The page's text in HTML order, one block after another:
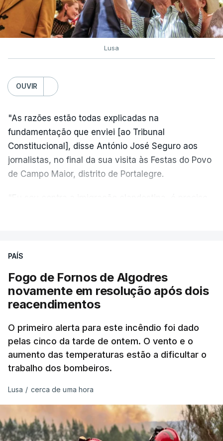
Lusa
OUVIR
"As razões estão todas explicadas na
fundamentação que enviei [ao Tribunal
Constitucional], disse António José Seguro aos
jornalistas, no final da sua visita às Festas do Povo
de Campo Maior, distrito de Portalegre.
nada disto é incompatível com tratarmos com
crianças", acrescentou.
António José Seguro mostrou dúvidas sobre se é
ERRO100
ESTE CONTEÚDO ESTÁ NESTE
MOMENTO INDISPONÍVEL
PAÍS
Fogo de Fornos de Algodres
novamente em resolução após dois
reacendimentos
O primeiro alerta para este incêndio foi dado
pelas cinco da tarde de ontem. O vento e o
aumento das temperaturas estão a dificultar o
trabalho dos bombeiros.
Lusa / cerca de uma hora